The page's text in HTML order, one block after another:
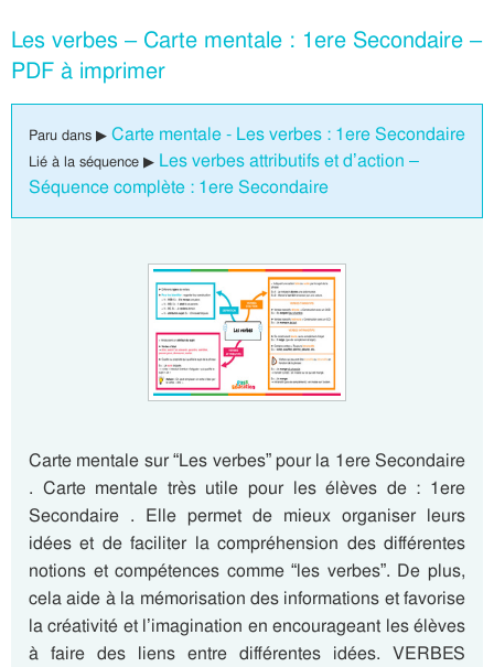
Les verbes – Carte mentale : 1ere Secondaire –
PDF à imprimer
Paru dans ▶ Carte mentale - Les verbes : 1ere Secondaire
Lié à la séquence ▶ Les verbes attributifs et d’action –
Séquence complète : 1ere Secondaire
Carte mentale sur “Les verbes” pour la 1ere Secondaire
. Carte mentale très utile pour les élèves de : 1ere
Secondaire . Elle permet de mieux organiser leurs
idées et de faciliter la compréhension des différentes
notions et compétences comme “les verbes”. De plus,
cela aide à la mémorisation des informations et favorise
la créativité et l’imagination en encourageant les élèves
à faire des liens entre différentes idées. VERBES